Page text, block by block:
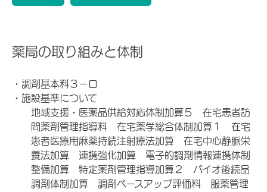
薬局の取り組みと体制
・調剤基本料３－ロ
・施設基準について
地域支援・医薬品供給対応体制加算５ 在宅患者訪
問薬剤管理指導料 在宅薬学総合体制加算１ 在宅
患者医療用麻薬持続注射療法加算 在宅中心静脈栄
養法加算 連携強化加算 電子的調剤情報連携体制
整備加算 特定薬剤管理指導加算２ バイオ後続品
調剤体制加算 調剤ベースアップ評価料 服薬管理